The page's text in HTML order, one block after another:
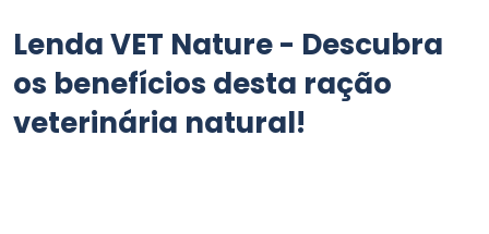
Lenda VET Nature - Descubra
os benefícios desta ração
veterinária natural!